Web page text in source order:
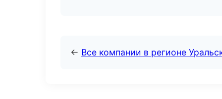
← Все компании в регионе